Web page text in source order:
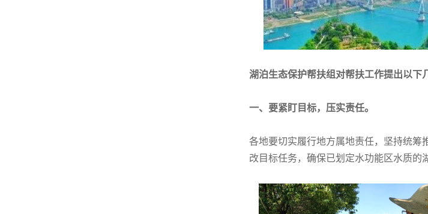
湖泊生态保护帮扶组对帮扶工作提出以下
一、要紧盯目标，压实责任。
各地要切实履行地方属地责任，坚持统筹
改目标任务，确保已划定水功能区水质的